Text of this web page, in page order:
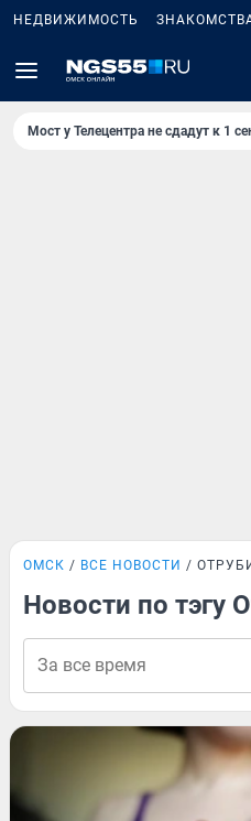
НЕДВИЖИМОСТЬ
Мост у Телецентра не сдадут к 1
ОМСК ВСЕ НОВОСТИ
Новости по тэгу